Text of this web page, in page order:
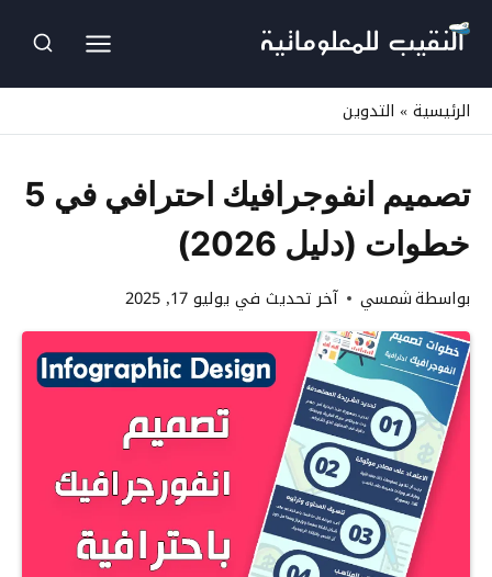
التجاوز
المحتوى
الرئيسية» التدوين
تصميم انفوجرافيك احترافي في 5
خطوات (دليل 2026)
بواسطةشمسي آخر تحديث في يوليو 17, 2025